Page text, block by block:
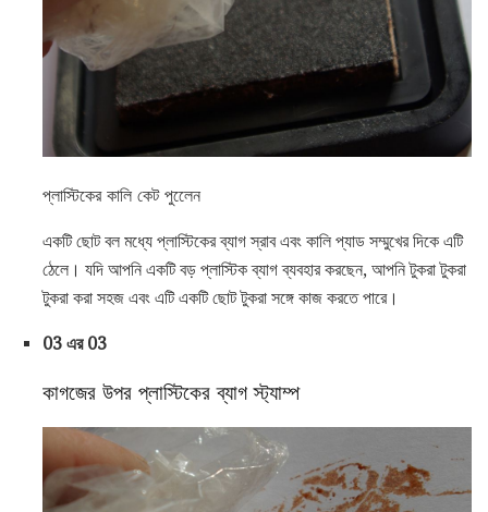
প্লাস্টিকের কালি কেট পুলেেন
একটি ছোট বল মধ্যে প্লাস্টিকের ব্যাগ স্রাব এবং কালি প্যাড সম্মুখের দিকে এটি
ঠেলে। যদি আপনি একটি বড় প্লাস্টিক ব্যাগ ব্যবহার করছেন, আপনি টুকরা টুকরা
টুকরা করা সহজ এবং এটি একটি ছোট টুকরা সঙ্গে কাজ করতে পারে।
03 এর 03
কাগজের উপর প্লাস্টিকের ব্যাগ স্ট্যাম্প